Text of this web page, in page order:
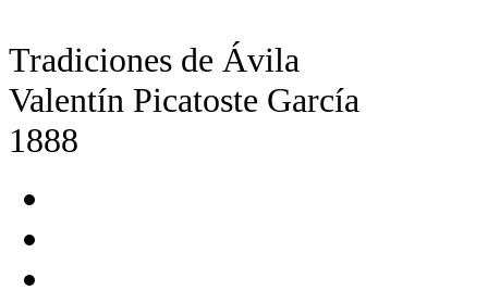
Tradiciones de Ávila
Valentín Picatoste García
1888